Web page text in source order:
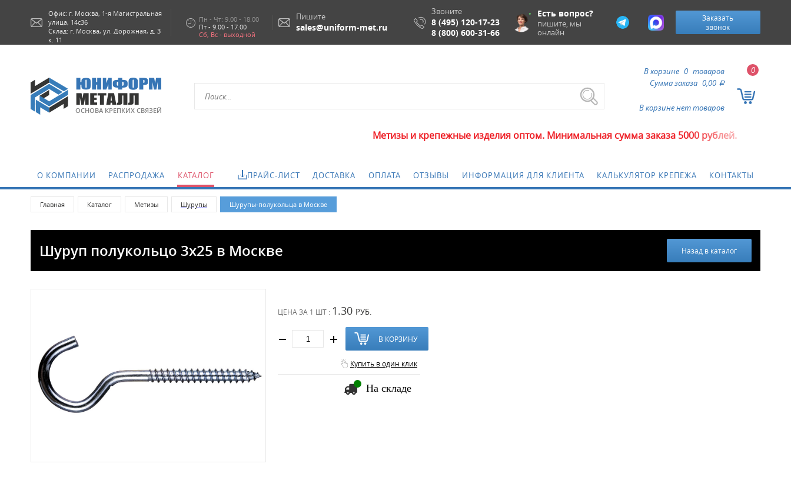
Есть вопрос?
пишите, мы
онлайн
Офис: г. Москва, 1-я Магистральная
улица, 14с36
Склад: г. Москва, ул. Дорожная, д. 3
к. 11
Пн - Чт: 9.00 - 18.00
Пт - 9.00 - 17.00
Сб, Вс - выходной
Пишите
sales@uniform-met.ru
Звоните
8 (495) 120-17-23
8 (800) 600-31-66
Заказать
звонок
ОСНОВА КРЕПКИХ СВЯЗЕЙ
0
В корзине 0 товаров
Сумма заказа 0,00 a
В корзине нет товаров
Метизы и крепежные изделия оптом. Минимальная сумма заказа 5000 рублей.
О КОМПАНИИ РАСПРОДАЖА КАТАЛОГ ПРАЙС-ЛИСТ ДОСТАВКА ОПЛАТА ОТЗЫВЫ ИНФОРМАЦИЯ ДЛЯ КЛИЕНТА КАЛЬКУЛЯТОР КРЕПЕЖА КОНТАКТЫ
Главная Каталог Метизы Шурупы Шурупы-полукольца в Москве
Шуруп полукольцо 3х25 в Москве Назад в каталог
ЦЕНА ЗА 1 ШТ : 1.30 РУБ.
В КОРЗИНУ
Купить в один клик
На складе